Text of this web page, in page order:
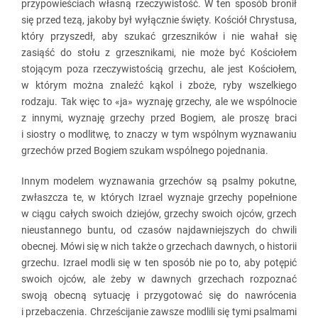
przypowieściach własną rzeczywistość. W ten sposób bronił
się przed tezą, jakoby był wyłącznie święty. Kościół Chrystusa,
który przyszedł, aby szukać grzeszników i nie wahał się
zasiąść do stołu z grzesznikami, nie może być Kościołem
stojącym poza rzeczywistością grzechu, ale jest Kościołem,
w którym można znaleźć kąkol i zboże, ryby wszelkiego
rodzaju. Tak więc to «ja» wyznaję grzechy, ale we wspólnocie
z innymi, wyznaję grzechy przed Bogiem, ale proszę braci
i siostry o modlitwę, to znaczy w tym wspólnym wyznawaniu
grzechów przed Bogiem szukam wspólnego pojednania.
Innym modelem wyznawania grzechów są psalmy pokutne,
zwłaszcza te, w których Izrael wyznaje grzechy popełnione
w ciągu całych swoich dziejów, grzechy swoich ojców, grzech
nieustannego buntu, od czasów najdawniejszych do chwili
obecnej. Mówi się w nich także o grzechach dawnych, o historii
grzechu. Izrael modli się w ten sposób nie po to, aby potępić
swoich ojców, ale żeby w dawnych grzechach rozpoznać
swoją obecną sytuację i przygotować się do nawrócenia
i przebaczenia. Chrześcijanie zawsze modlili się tymi psalmami